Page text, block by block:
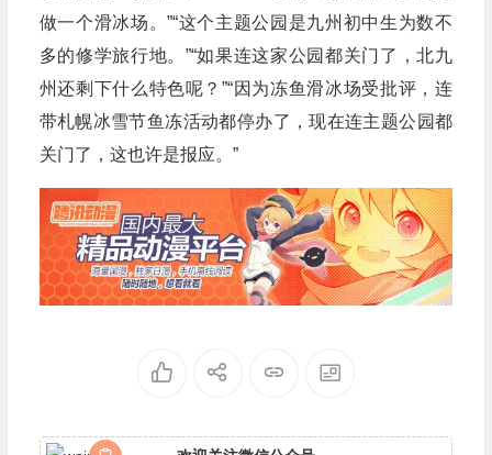
做一个滑冰场。”“这个主题公园是九州初中生为数不
多的修学旅行地。”“如果连这家公园都关门了，北九
州还剩下什么特色呢？”“因为冻鱼滑冰场受批评，连
带札幌冰雪节鱼冻活动都停办了，现在连主题公园都
关门了，这也许是报应。”